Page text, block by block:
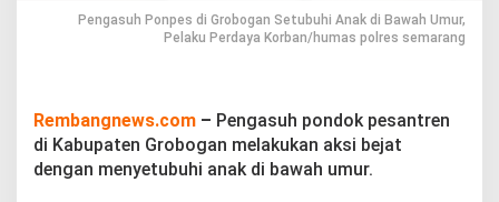
u
A
n
a
Pengasuh Ponpes di Grobogan Setubuhi Anak di Bawah Umur,
Pelaku Perdaya Korban/humas polres semarang
Rembangnews.com – Pengasuh pondok pesantren
di Kabupaten Grobogan melakukan aksi bejat
dengan menyetubuhi anak di bawah umur.